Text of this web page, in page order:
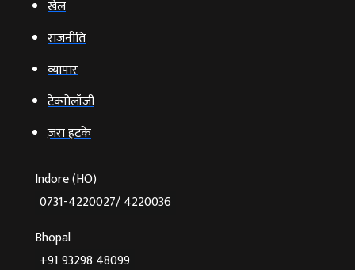
खेल
राजनीति
व्‍यापार
टेक्‍नोलॉजी
ज़रा हटके
Indore (HO)
0731-4220027/ 4220036
Bhopal
+91 93298 48099